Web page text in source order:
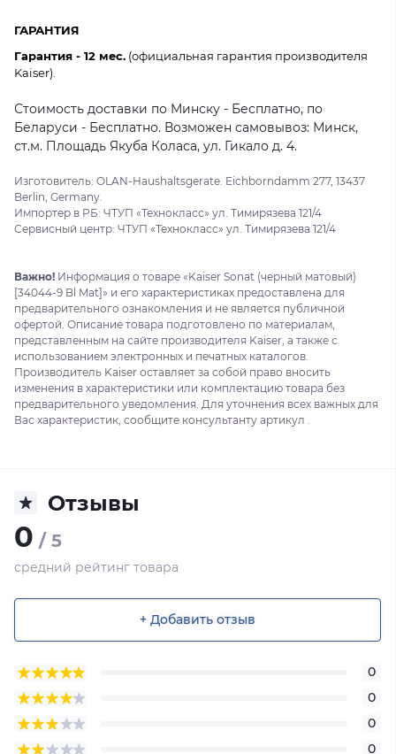
ГАРАНТИЯ
Гарантия - 12 мес. (официальная гарантия производителя
Kaiser).
Стоимость доставки по Минску - Бесплатно, по
Беларуси - Бесплатно. Возможен самовывоз: Минск,
ст.м. Площадь Якуба Коласа, ул. Гикало д. 4.
Изготовитель: OLAN-Haushaltsgerate. Eichborndamm 277, 13437
Berlin, Germany.
Импортер в РБ: ЧТУП «Технокласс» ул. Тимирязева 121/4
Сервисный центр: ЧТУП «Технокласс» ул. Тимирязева 121/4
Важно! Информация о товаре «Kaiser Sonat (черный матовый)
[34044-9 Bl Mat]» и его характеристиках предоставлена для
предварительного ознакомления и не является публичной
офертой. Описание товара подготовлено по материалам,
представленным на сайте производителя Kaiser, а также с
использованием электронных и печатных каталогов.
Производитель Kaiser оставляет за собой право вносить
изменения в характеристики или комплектацию товара без
предварительного уведомления. Для уточнения всех важных для
Вас характеристик, сообщите консультанту артикул .
Отзывы
0 / 5
средний рейтинг товара
+ Добавить отзыв
0
0
0
0